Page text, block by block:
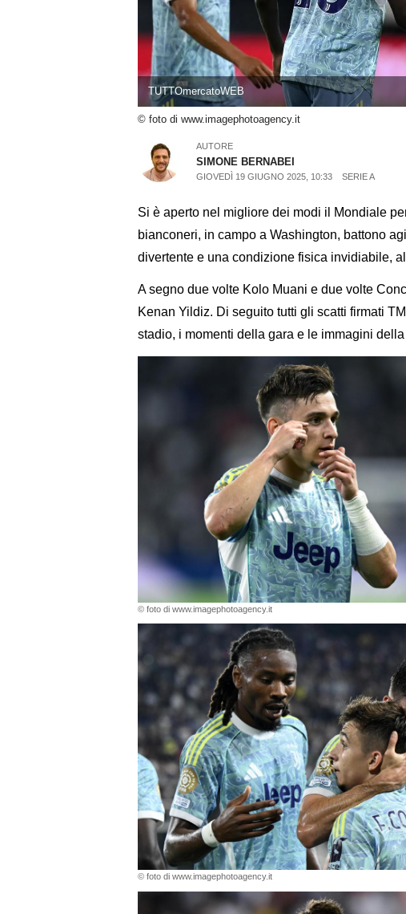
TUTTOmercatoWEB
© foto di www.imagephotoagency.it
AUTORE
SIMONE BERNABEI
GIOVEDÌ 19 GIUGNO 2025, 10:33 SERIE A
Si è aperto nel migliore dei modi il Mondiale
bianconeri, in campo a Washington, battono
divertente e una condizione fisica invidiabile,
A segno due volte Kolo Muani e due volte
Kenan Yildiz. Di seguito tutti gli scatti firmati
stadio, i momenti della gara e le immagini
© foto di www.imagephotoagency.it
© foto di www.imagephotoagency.it